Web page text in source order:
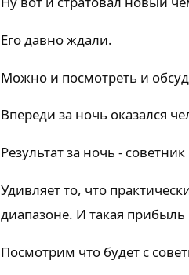
Его давно ждали.
Можно и посмотреть и
Впереди за ночь оказался
Результат за ночь -
Удивляет то, что
диапазоне. И такая прибыль
Посмотрим что будет с